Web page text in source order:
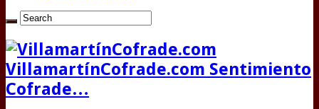
VillamartínCofrade.com Sentimiento
Cofrade…